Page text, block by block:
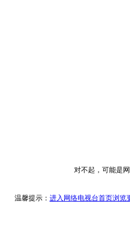
对不起，可能是
温馨提示： 进入网络电视台首页浏览